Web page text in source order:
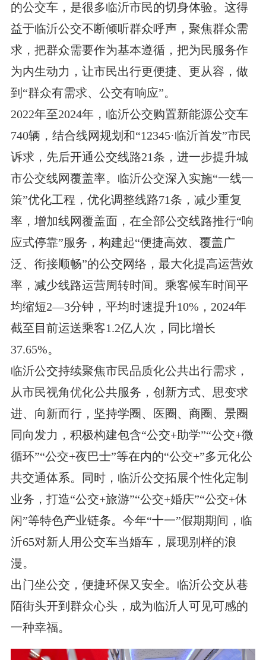
的公交车，是很多临沂市民的切身体验。这得
益于临沂公交不断倾听群众呼声，聚焦群众需
求，把群众需要作为基本遵循，把为民服务作
为内生动力，让市民出行更便捷、更从容，做
到“群众有需求、公交有响应”。
2022年至2024年，临沂公交购置新能源公交车
740辆，结合线网规划和“12345·临沂首发”市民
诉求，先后开通公交线路21条，进一步提升城
市公交线网覆盖率。临沂公交深入实施“一线一
策”优化工程，优化调整线路71条，减少重复
率，增加线网覆盖面，在全部公交线路推行“响
应式停靠”服务，构建起“便捷高效、覆盖广
泛、衔接顺畅”的公交网络，最大化提高运营效
率，减少线路运营周转时间。乘客候车时间平
均缩短2—3分钟，平均时速提升10%，2024年
截至目前运送乘客1.2亿人次，同比增长
37.65%。
临沂公交持续聚焦市民品质化公共出行需求，
从市民视角优化公共服务，创新方式、思变求
进、向新而行，坚持学圈、医圈、商圈、景圈
同向发力，积极构建包含“公交+助学”“公交+微
循环”“公交+夜巴士”等在内的“公交+”多元化公
共交通体系。同时，临沂公交拓展个性化定制
业务，打造“公交+旅游”“公交+婚庆”“公交+休
闲”等特色产业链条。今年“十一”假期期间，临
沂65对新人用公交车当婚车，展现别样的浪
漫。
出门坐公交，便捷环保又安全。临沂公交从巷
陌街头开到群众心头，成为临沂人可见可感的
一种幸福。